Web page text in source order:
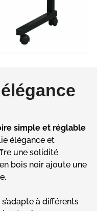
simple et réglable
élégance et
une solidité
bois noir ajoute une
à différents